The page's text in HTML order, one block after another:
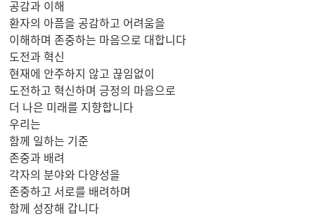
공감과 이해
환자의 아픔을 공감하고 어려움을
이해하며 존중하는 마음으로 대합니다
도전과 혁신
현재에 안주하지 않고 끊임없이
도전하고 혁신하며 긍정의 마음으로
더 나은 미래를 지향합니다
우리는
함께 일하는 기준
존중과 배려
각자의 분야와 다양성을
존중하고 서로를 배려하며
함께 성장해 갑니다